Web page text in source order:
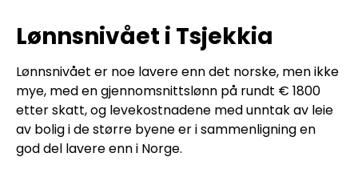
Lønnsnivået i Tsjekkia
Lønnsnivået er noe lavere enn det norske, men ikke
mye, med en gjennomsnittslønn på rundt € 1800
etter skatt, og levekostnadene med unntak av leie
av bolig i de større byene er i sammenligning en
god del lavere enn i Norge.